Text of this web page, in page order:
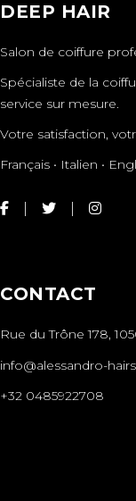
DEEP HAIR
Salon de coiffure
Spécialiste de la
service sur mesure.
Votre satisfaction,
Français • Italien •
CONTACT
Rue du Trône 178,
info@alessandro-
+32 0485922708